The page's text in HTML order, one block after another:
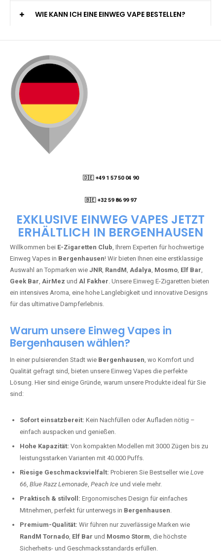
WIE KANN ICH EINE EINWEG VAPE BESTELLEN?
🇩🇪 +49 1 57 50 04 90
🇧🇪 +32 59 86 99 97
EXKLUSIVE EINWEG VAPES JETZT
ERHÄLTLICH IN BERGENHAUSEN
Willkommen bei E-Zigaretten Club, Ihrem Experten für hochwertige
Einweg Vapes in Bergenhausen! Wir bieten Ihnen eine erstklassige
Auswahl an Topmarken wie JNR, RandM, Adalya, Mosmo, Elf Bar,
Geek Bar, AirMez und Al Fakher. Unsere Einweg E-Zigaretten bieten
ein intensives Aroma, eine hohe Langlebigkeit und innovative Designs
für das ultimative Dampferlebnis.
Warum unsere Einweg Vapes in
Bergenhausen wählen?
In einer pulsierenden Stadt wie Bergenhausen, wo Komfort und
Qualität gefragt sind, bieten unsere Einweg Vapes die perfekte
Lösung. Hier sind einige Gründe, warum unsere Produkte ideal für Sie
sind:
Sofort einsatzbereit: Kein Nachfüllen oder Aufladen nötig –
einfach auspacken und genießen.
Hohe Kapazität: Von kompakten Modellen mit 3000 Zügen bis zu
leistungsstarken Varianten mit 40.000 Puffs.
Riesige Geschmacksvielfalt: Probieren Sie Bestseller wie Love
66, Blue Razz Lemonade, Peach Ice und viele mehr.
Praktisch & stilvoll: Ergonomisches Design für einfaches
Mitnehmen, perfekt für unterwegs in Bergenhausen.
Premium-Qualität: Wir führen nur zuverlässige Marken wie
RandM Tornado, Elf Bar und Mosmo Storm, die höchste
Sicherheits- und Geschmacksstandards erfüllen.